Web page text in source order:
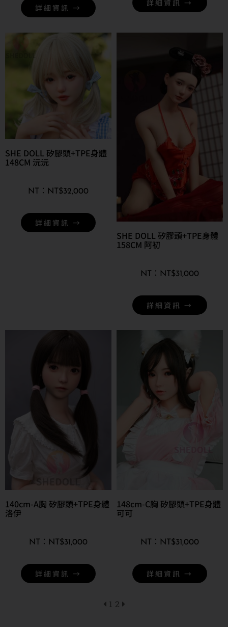
詳細資訊 → 詳細資訊 →
SHE DOLL 矽膠頭+TPE身體
148CM 沅沅
NT$32,000
詳細資訊 →
SHE DOLL 矽膠頭+TPE身體
158CM 阿初
NT$31,000
詳細資訊 →
140cm-A胸 矽膠頭+TPE身體
洛伊
NT$31,000
詳細資訊 →
148cm-C胸 矽膠頭+TPE身體
可可
NT$31,000
詳細資訊 →
1 2